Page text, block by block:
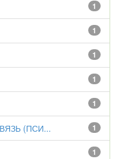
1
1
1
1
1
1
(ПСИ...
1